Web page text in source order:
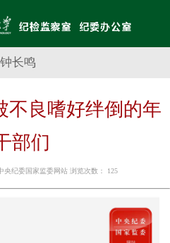
长鸣
良嗜好绊倒的年
部们
央纪委国家监委网站 浏览次数： 125